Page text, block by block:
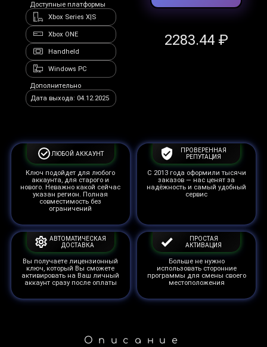
Доступные платформы
Xbox Series X|S
Xbox ONE
Handheld
Windows PC
Дополнительно
Дата выхода: 04.12.2025
2283.44 ₽
ЛЮБОЙ АККАУНТ
Ключ подойдет для любого
аккаунта, для старого и
нового. Неважно какой сейчас
указан регион. Полная
совместимость без
ограничений
ПРОВЕРЕННАЯ
РЕПУТАЦИЯ
С 2013 года оформили тысячи
заказов — нас ценят за
надёжность и самый удобный
сервис
АВТОМАТИЧЕСКАЯ
ДОСТАВКА
Вы получаете лицензионный
ключ, который Вы сможете
активировать на Ваш личный
аккаунт сразу после оплаты
ПРОСТАЯ
АКТИВАЦИЯ
Больше не нужно
использовать сторонние
программы для смены своего
местоположения
Описание